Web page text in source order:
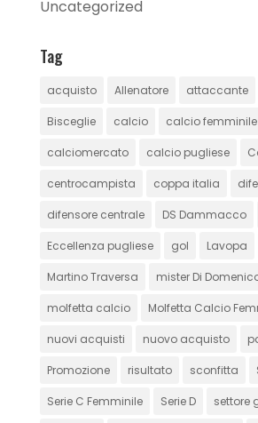
Uncategorized
Tag
acquisto Allenatore attaccante
Bisceglie calcio calcio femminile
calciomercato calcio pugliese
centrocampista coppa italia
difensore centrale DS Dammacco
Eccellenza pugliese gol Lavopa
Martino Traversa mister Di
molfetta calcio Molfetta Calcio
nuovi acquisti nuovo acquisto
Promozione risultato sconfitta
Serie C Femminile Serie D settore